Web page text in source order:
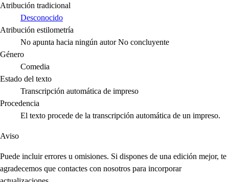
Atribución tradicional
Desconocido
Atribución estilometría
No apunta hacia ningún autor No concluyente
Género
Comedia
Estado del texto
Transcripción automática de impreso
Procedencia
El texto procede de la transcripción automática de un impreso.
Aviso
Puede incluir errores u omisiones. Si dispones de una edición mejor, te
agradecemos que contactes con nosotros para incorporar